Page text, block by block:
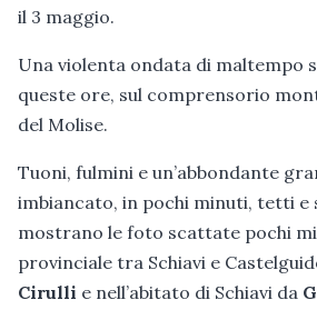
il 3 maggio.
Una violenta ondata di maltempo
queste ore, sul comprensorio
del Molise.
Tuoni, fulmini e un’abbondante
imbiancato, in pochi minuti, tetti e
mostrano le foto scattate pochi
provinciale tra Schiavi e
Cirulli e nell’abitato di Schiavi da